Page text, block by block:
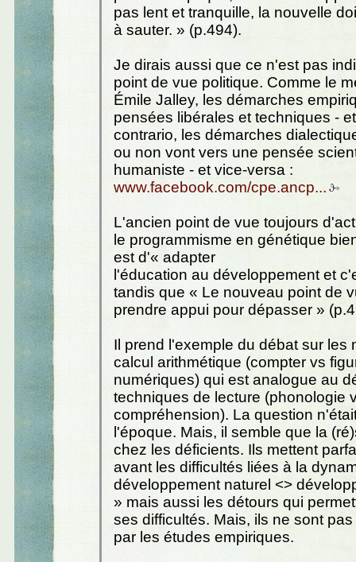
pas lent et tranquille, la nouvelle
à sauter. » (p.494).
Je dirais aussi que ce n'est pas
point de vue politique. Comme le
Émile Jalley, les démarches
pensées libérales et techniques -
contrario, les démarches
ou non vont vers une pensée
humaniste - et vice-versa :
www.facebook.com/cpe.ancp...
L'ancien point de vue toujours
le programmisme en génétique
est d'« adapter
l'éducation au développement et
tandis que « Le nouveau point de
prendre appui pour dépasser »
Il prend l'exemple du débat sur les
calcul arithmétique (compter vs
numériques) qui est analogue au
techniques de lecture (phonologie
compréhension). La question
l'époque. Mais, il semble que la
chez les déficients. Ils mettent
avant les difficultés liées à la
développement naturel <>
» mais aussi les détours qui
ses difficultés. Mais, ils ne sont
par les études empiriques.